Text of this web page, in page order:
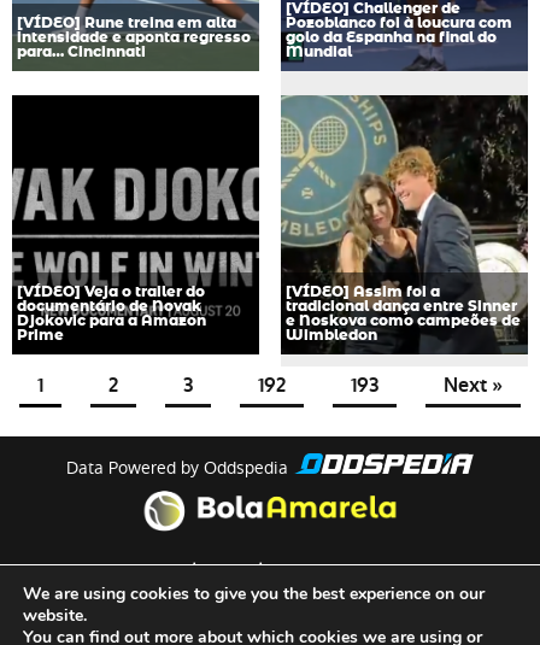
[VÍDEO] Rune treina em alta
intensidade e aponta regresso
para… Cincinnati
[VÍDEO] Challenger de
Pozoblanco foi à loucura com
golo da Espanha na final do
Mundial
[VÍDEO] Veja o trailer do
documentário de Novak
Djokovic para a Amazon
Prime
[VÍDEO] Assim foi a
tradicional dança entre Sinner
e Noskova como campeões de
Wimbledon
1 2 3 192 193 Next »
Data Powered by Oddspedia
theme bymeow
We are using cookies to give you the best experience on our
website.
You can find out more about which cookies we are using or